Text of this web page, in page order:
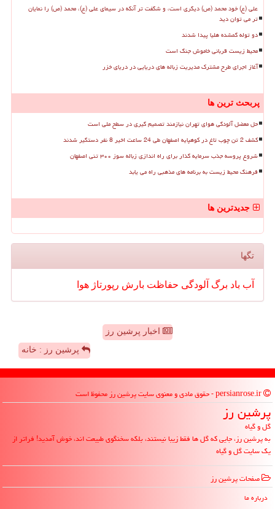
علی (ع) خود محمد (ص) دیگری است، و شگفت تر آنکه در سیمای علی (ع)، محمد (ص) را نمایان
تر می توان دید
دو توله گمشده هلیا پیدا شدند
محیط زیست قربانی خاموش جنگ است
آغاز اجرای طرح مشترک مدیریت زباله های دریایی در دریای خزر
پربحث ترین ها
حل معضل آلودگی هوای تهران نیازمند تصمیم گیری در سطح ملی است
کشف 2 تن چوب تاغ در کوهپایه اصفهان طی 24 ساعت اخیر 8 نفر دستگیر شدند
شروع پروسه جذب سرمایه گذار برای راه اندازی زباله سوز ۳۰۰ تنی اصفهان
فرهنگ محیط زیست به برنامه های مذهبی راه می یابد
جدیدترین ها
تگها
آب باد برگ آلودگی حفاظت بارش رپورتاژ هوا
اخبار پرشین رز
پرشین رز : خانه
پرشین رز
گل و گیاه
به پرشین رز، جایی که گل ها فقط زیبا نیستند، بلکه سخنگوی طبیعت اند، خوش آمدید! فراتر از
یک سایت گل و گیاه
صفحات پرشین رز
درباره ما